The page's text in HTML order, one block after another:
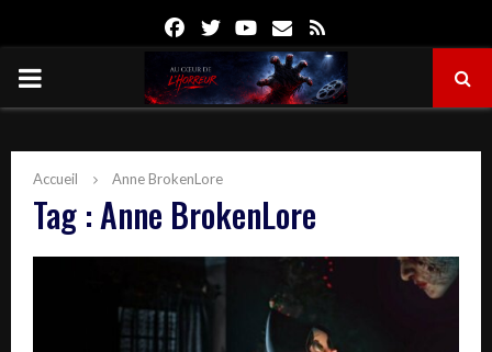
FacebookTwitterYoutube
Email
PRIMARY
Accueil Anne BrokenLore
Tag : Anne BrokenLore